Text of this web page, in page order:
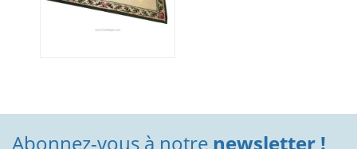
Abonnez-vous à notre newsletter !